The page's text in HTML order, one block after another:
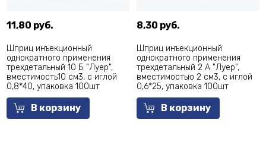
11,80 руб.
Шприц инъекционный
однократного применения
трехдетальный 10 Б "Луер",
вместимость10 см3, с иглой
0,8*40, упаковка 100шт
В корзину
8,30 руб.
Шприц инъекционный
однократного применения
трехдетальный 2 А "Луер",
вместимостью 2 см3, с иглой
0,6*25, упаковка 100шт
В корзину